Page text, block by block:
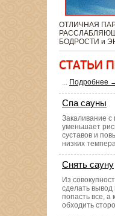
ОТЛИЧНАЯ
БОДРОСТИ и
... Подробнее
Спа сауны
Закаливание
уменьшает
суставов и
низких
Снять сауну
Из
сделать вывод
попасть все, а
обходить